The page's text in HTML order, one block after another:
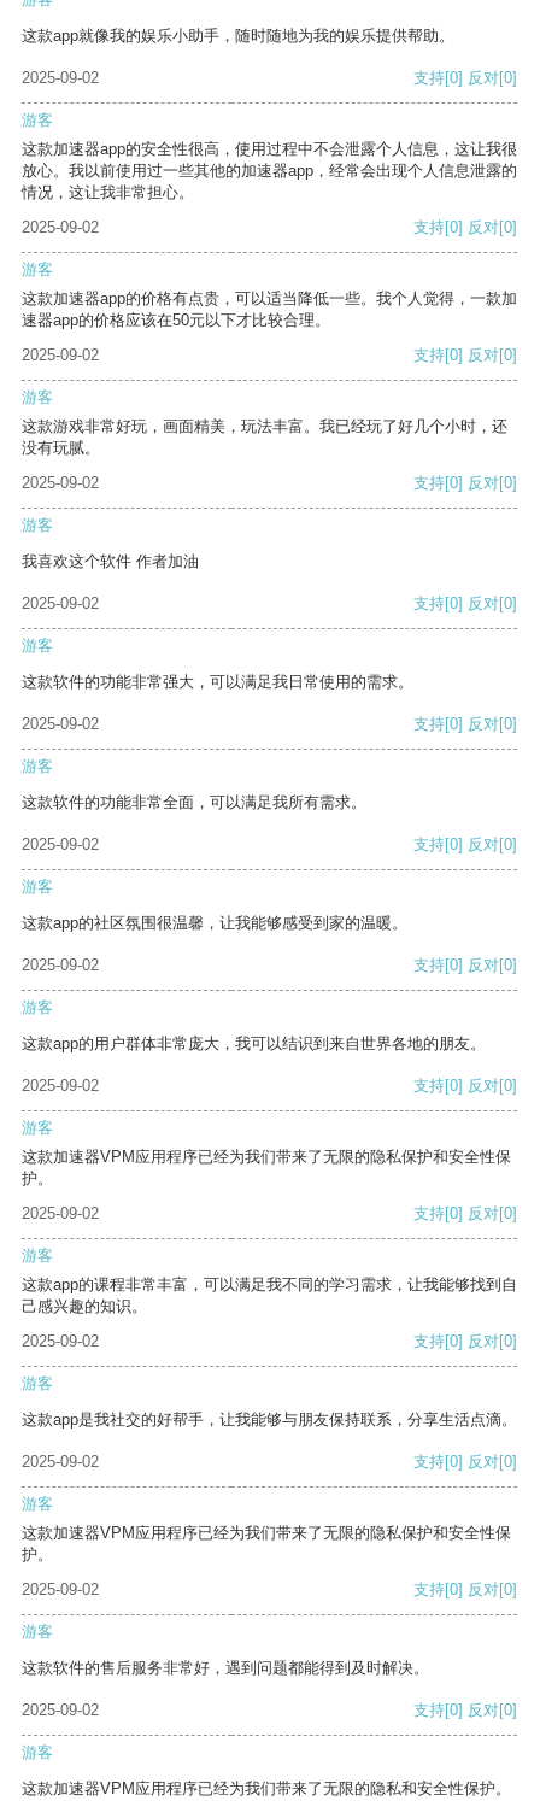
这款app就像我的娱乐小助手，随时随地为我的娱乐提供帮助。
2025-09-02 支持[0] 反对[0]
游客
这款加速器app的安全性很高，使用过程中不会泄露个人信息，这让我很
放心。我以前使用过一些其他的加速器app，经常会出现个人信息泄露的
情况，这让我非常担心。
2025-09-02
支持[0] 反对[0]
游客
这款加速器app的价格有点贵，可以适当降低一些。我个人觉得，一款加
速器app的价格应该在50元以下才比较合理。
2025-09-02
支持[0] 反对[0]
游客
这款游戏非常好玩，画面精美，玩法丰富。我已经玩了好几个小时，还
没有玩腻。
2025-09-02
支持[0] 反对[0]
游客
我喜欢这个软件 作者加油
2025-09-02 支持[0] 反对[0]
游客
这款软件的功能非常强大，可以满足我日常使用的需求。
2025-09-02 支持[0] 反对[0]
游客
这款软件的功能非常全面，可以满足我所有需求。
2025-09-02 支持[0] 反对[0]
游客
这款app的社区氛围很温馨，让我能够感受到家的温暖。
2025-09-02 支持[0] 反对[0]
游客
这款app的用户群体非常庞大，我可以结识到来自世界各地的朋友。
2025-09-02 支持[0] 反对[0]
游客
这款加速器VPM应用程序已经为我们带来了无限的隐私保护和安全性保
护。
2025-09-02
支持[0] 反对[0]
游客
这款app的课程非常丰富，可以满足我不同的学习需求，让我能够找到自
己感兴趣的知识。
2025-09-02
支持[0] 反对[0]
游客
这款app是我社交的好帮手，让我能够与朋友保持联系，分享生活点滴。
2025-09-02 支持[0] 反对[0]
游客
这款加速器VPM应用程序已经为我们带来了无限的隐私保护和安全性保
护。
2025-09-02
支持[0] 反对[0]
游客
这款软件的售后服务非常好，遇到问题都能得到及时解决。
2025-09-02 支持[0] 反对[0]
游客
这款加速器VPM应用程序已经为我们带来了无限的隐私和安全性保护。